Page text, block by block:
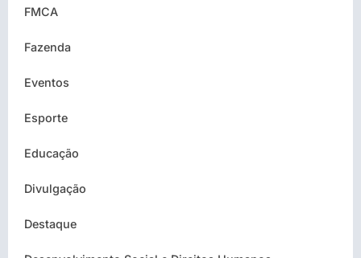
FMCA
Fazenda
Eventos
Esporte
Educação
Divulgação
Destaque